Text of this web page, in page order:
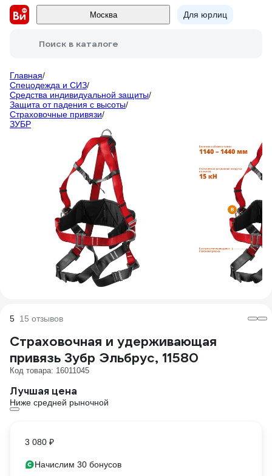
Москва Для юрлиц
Поиск в каталоге
Главная/
Спецодежда и СИЗ/
Средства индивидуальной защиты/
Защита от падения с высоты/
Страховочные привязи/
ЗУБР
5 15 отзывов
Страховочная и удерживающая
привязь Зубр Эльбрус, 11580
Код товара: 16011045
Лучшая цена
Ниже средней рыночной
3 080 ₽
Начислим 30 бонусов